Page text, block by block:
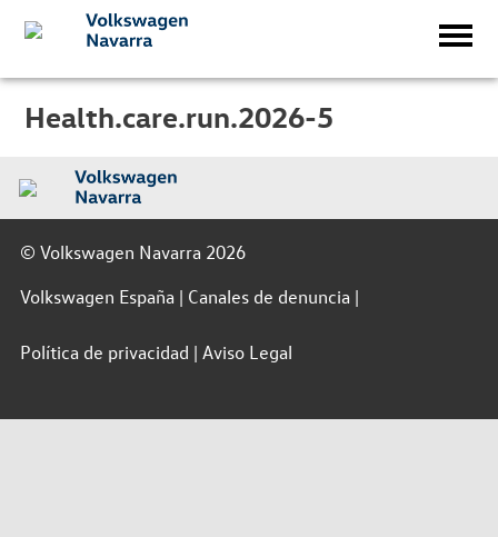
Health.care.run.2026-5
© Volkswagen Navarra 2026
Volkswagen España
Canales de denuncia
Política de privacidad Aviso Legal